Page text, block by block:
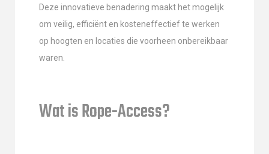
Deze innovatieve benadering maakt het mogelijk
om veilig, efficiënt en kosteneffectief te werken
op hoogten en locaties die voorheen onbereikbaar
waren.
Wat is Rope-Access?